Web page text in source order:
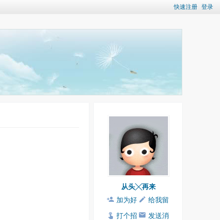
快速注册 登录
从头╳再来
加为好
友
给我留
言
打个招 发送消